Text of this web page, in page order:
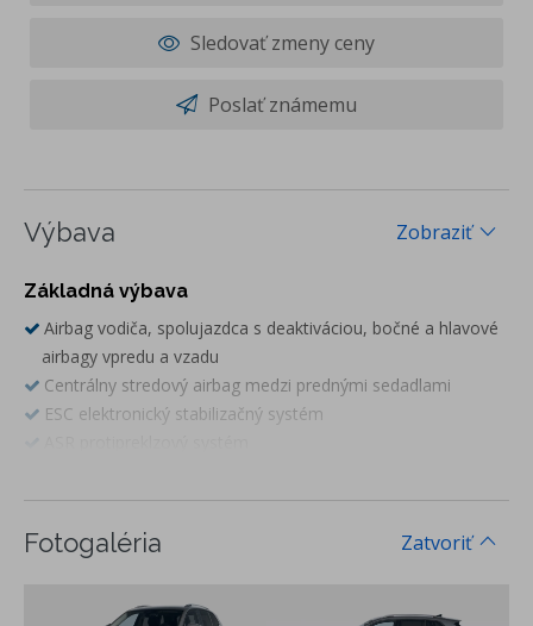
Sledovať zmeny ceny
Poslať známemu
Zobraziť
Výbava
Základná výbava
Airbag vodiča, spolujazdca s deaktiváciou, bočné a hlavové
airbagy vpredu a vzadu
Centrálny stredový airbag medzi prednými sedadlami
ESC elektronický stabilizačný systém
EBV elektronické rozdeľovanie brzdnej sily
EDS elektronická uzávierka diferenciálu
MSR regulácia krútiaceho momentu
vozidlom a systém núdzového brzdenia vozidla pri
Zatvoriť
Fotogaléria